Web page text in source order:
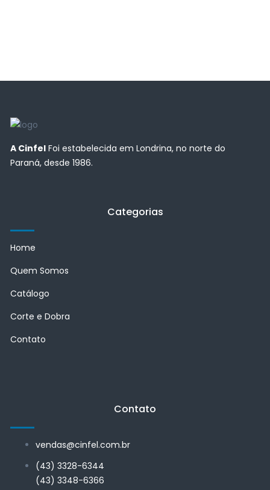
A Cinfel Foi estabelecida em Londrina, no norte do
Paraná, desde 1986.
Categorias
Home
Quem Somos
Catálogo
Corte e Dobra
Contato
Contato
vendas@cinfel.com.br
(43) 3328-6344
(43) 3348-6366